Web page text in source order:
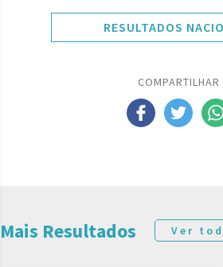
RESULTADOS
COMPARTILHAR
Mais Resultados Ver